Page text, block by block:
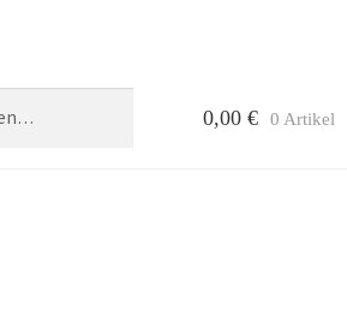
0,00 € 0 Artikel